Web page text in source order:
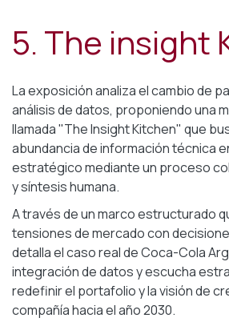
5. The insight
La exposición analiza el cambio de
análisis de datos, proponiendo una
llamada "The Insight Kitchen" que
abundancia de información técnica
estratégico mediante un proceso
y síntesis humana.
A través de un marco estructurado
tensiones de mercado con
detalla el caso real de Coca-Cola
integración de datos y escucha
redefinir el portafolio y la visión de
compañía hacia el año 2030.